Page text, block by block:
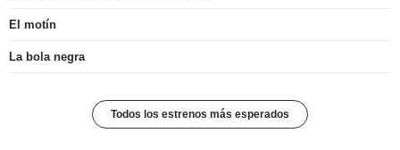
El motín
La bola negra
Todos los estrenos más esperados